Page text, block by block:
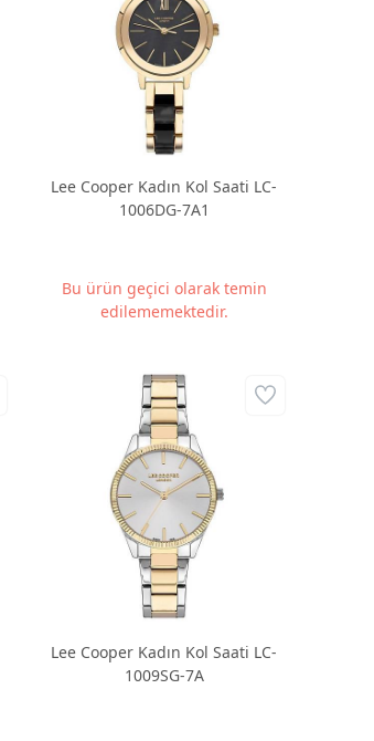
Lee Cooper Kadın Kol Saati LC-
1006DG-7A1
Bu ürün geçici olarak temin
edilememektedir.
Lee Cooper Kadın Kol Saati LC-
1009SG-7A